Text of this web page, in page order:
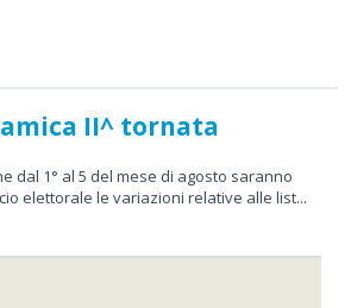
II^ tornata
dal 1° al 5 del mese di agosto saranno
elettorale le variazioni relative alle list...